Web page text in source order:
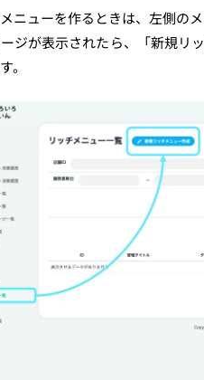
ニューを作るときは、左側の
ジが表示されたら、「新規リ
。